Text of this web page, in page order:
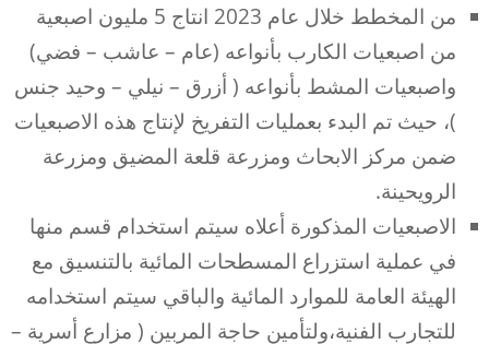
من المخطط خلال عام 2023 انتاج 5 مليون اصبعية
من اصبعيات الكارب بأنواعه (عام – عاشب – فضي)
واصبعيات المشط بأنواعه ( أزرق – نيلي – وحيد جنس
)، حيث تم البدء بعمليات التفريخ لإنتاج هذه الاصبعيات
ضمن مركز الابحاث ومزرعة قلعة المضيق ومزرعة
الرويحينة.
الاصبعيات المذكورة أعلاه سيتم استخدام قسم منها
في عملية استزراع المسطحات المائية بالتنسيق مع
الهيئة العامة للموارد المائية والباقي سيتم استخدامه
للتجارب الفنية،ولتأمين حاجة المربين ( مزارع أسرية –